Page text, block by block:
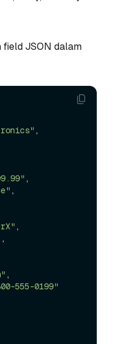
JSON dalam
,
,
,
,
,
,
555-0199"